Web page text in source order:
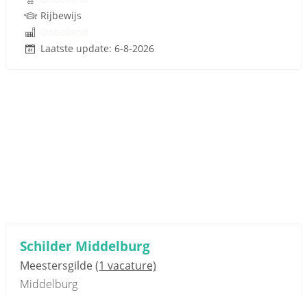
Rijbewijs
Laatste update: 6-8-2026
Schilder Middelburg
Meestersgilde(1 vacature)
Middelburg